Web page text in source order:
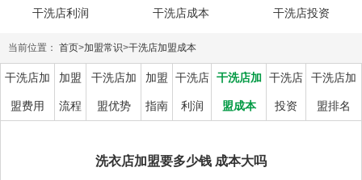
干洗店利润 干洗店成本 干洗店投资
当前位置： 首页>加盟常识>干洗店加盟成本
干洗店加
盟费用
加盟
流程
干洗店加
盟优势
加盟
指南
干洗店
利润
干洗店加
盟成本
干洗店
投资
干洗店加
盟排名
洗衣店加盟要多少钱 成本大吗